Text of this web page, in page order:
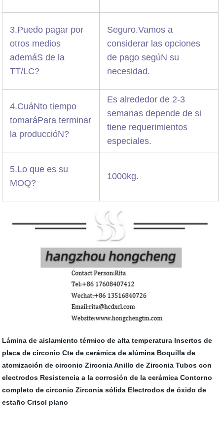
3.Puedo pagar por
otros medios
ademáS de la
TT/LC?
Seguro.Vamos a
considerar las opciones
de pago segúN su
necesidad.
4.CuáNto tiempo
tomaráPara terminar
la produccióN?
Es alrededor de 2-3
semanas depende de si
tiene requerimientos
especiales.
5.Lo que es su
MOQ?
1000kg.
Lámina de aislamiento térmico de alta temperatura Insertos de
placa de circonio Cte de cerámica de alúmina Boquilla de
atomización de circonio Zirconia Anillo de Zirconia Tubos con
electrodos Resistencia a la corrosión de la cerámica Contorno
completo de circonio Zirconia sólida Electrodos de óxido de
estaño Crisol plano